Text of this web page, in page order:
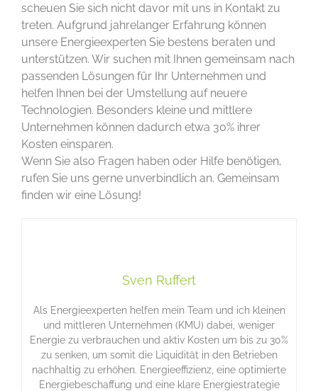
scheuen Sie sich nicht davor mit uns in Kontakt zu
treten. Aufgrund jahrelanger Erfahrung können
unsere Energieexperten Sie bestens beraten und
unterstützen. Wir suchen mit Ihnen gemeinsam nach
passenden Lösungen für Ihr Unternehmen und
helfen Ihnen bei der Umstellung auf neuere
Technologien. Besonders kleine und mittlere
Unternehmen können dadurch etwa 30% ihrer
Kosten einsparen.
Wenn Sie also Fragen haben oder Hilfe benötigen,
rufen Sie uns gerne unverbindlich an. Gemeinsam
finden wir eine Lösung!
Sven Ruffert
Als Energieexperten helfen mein Team und ich kleinen
und mittleren Unternehmen (KMU) dabei, weniger
Energie zu verbrauchen und aktiv Kosten um bis zu 30%
zu senken, um somit die Liquidität in den Betrieben
nachhaltig zu erhöhen. Energieeffizienz, eine optimierte
Energiebeschaffung und eine klare Energiestrategie